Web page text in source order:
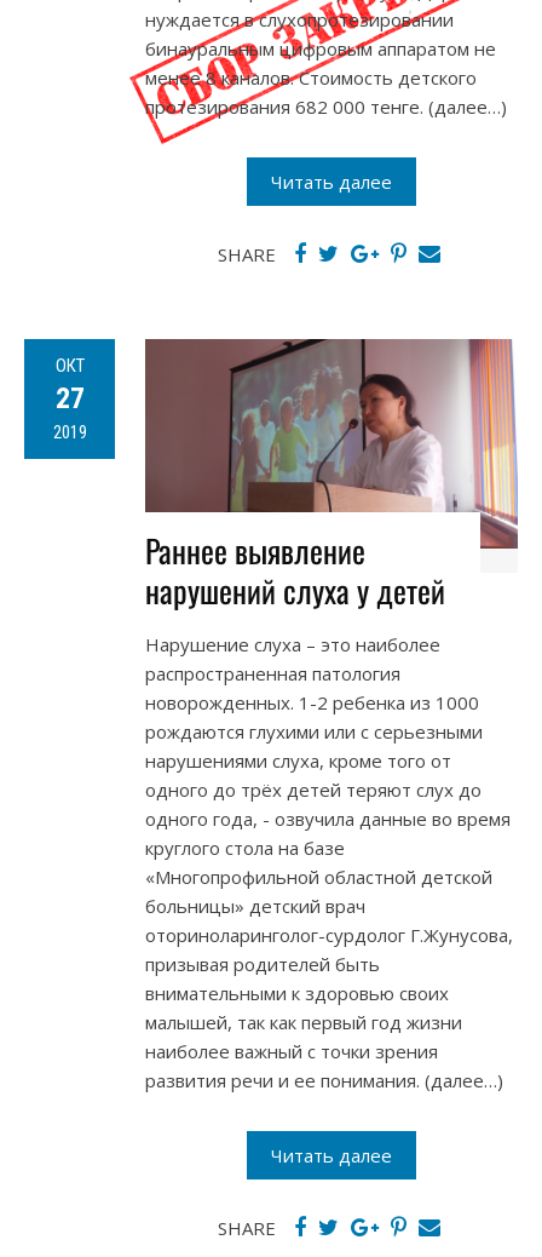
нуждается в слухопротезировании
бинауральным цифровым аппаратом не
менее 8 каналов. Стоимость детского
протезирования 682 000 тенге. (далее…)
Читать далее
SHARE
ОКТ
27
2019
Раннее выявление
нарушений слуха у детей
Нарушение слуха – это наиболее
распространенная патология
новорожденных. 1-2 ребенка из 1000
рождаются глухими или с серьезными
нарушениями слуха, кроме того от
одного до трёх детей теряют слух до
одного года, - озвучила данные во время
круглого стола на базе
«Многопрофильной областной детской
больницы» детский врач
оториноларинголог-сурдолог Г.Жунусова,
призывая родителей быть
внимательными к здоровью своих
малышей, так как первый год жизни
наиболее важный с точки зрения
развития речи и ее понимания. (далее…)
Читать далее
SHARE